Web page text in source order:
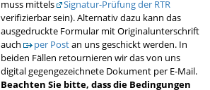
muss mittels
Signatur-Prüfung der RTR
verifizierbar sein). Alternativ dazu kann das
ausgedruckte Formular mit Originalunterschrift
auch
per Postan uns geschickt werden. In
beiden Fällen retournieren wir das von uns
digital gegengezeichnete Dokument per E-Mail.
Beachten Sie bitte, dassdie Bedingungen